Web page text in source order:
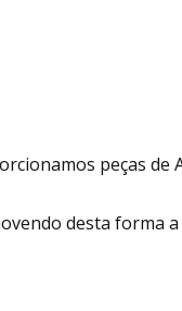
peças de
desta forma